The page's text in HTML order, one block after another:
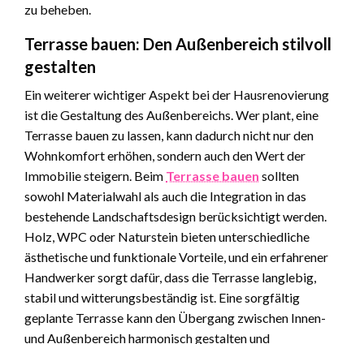
zu beheben.
Terrasse bauen: Den Außenbereich stilvoll
gestalten
Ein weiterer wichtiger Aspekt bei der Hausrenovierung
ist die Gestaltung des Außenbereichs. Wer plant, eine
Terrasse bauen zu lassen, kann dadurch nicht nur den
Wohnkomfort erhöhen, sondern auch den Wert der
Immobilie steigern. Beim Terrasse bauen sollten
sowohl Materialwahl als auch die Integration in das
bestehende Landschaftsdesign berücksichtigt werden.
Holz, WPC oder Naturstein bieten unterschiedliche
ästhetische und funktionale Vorteile, und ein erfahrener
Handwerker sorgt dafür, dass die Terrasse langlebig,
stabil und witterungsbeständig ist. Eine sorgfältig
geplante Terrasse kann den Übergang zwischen Innen-
und Außenbereich harmonisch gestalten und